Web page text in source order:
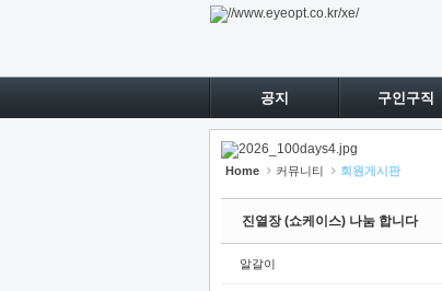
공지 구인구직
Home 커뮤니티 회원게시판
진열장 (쇼케이스) 나눔 합니다
알갈이